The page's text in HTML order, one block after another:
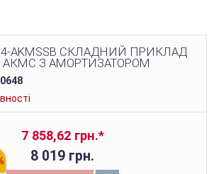
AKMSSB СКЛАДНИЙ ПРИКЛАД
АКМС З АМОРТИЗАТОРОМ
7 858,62 грн.*
8 019 грн.